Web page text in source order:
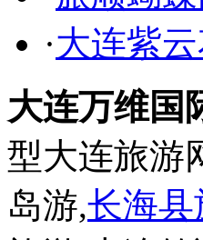
·大连紫
大连万维国
型大连旅游
岛游,长海县